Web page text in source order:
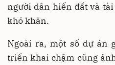
người dân hiến đất và
khó khăn.
Ngoài ra, một số dự án
triển khai chậm cũng